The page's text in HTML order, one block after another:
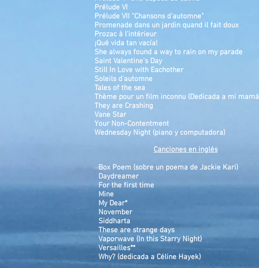
Prélude VI
Prélude VII "Chansons d'automne"
Promenade dans un jardin quand il fait doux
Prozac à l'intérieur
¡Qué vida tan vacía!
She always found a way to rain on my parade
Saint Valentine's Day
Still In Love with Eachother
Soleils d'automne
Tales of the sea
Thème pour un film inconnu (Dedicada a mi mamá
They are Crashing
Vane Star
Your Non-Contentment
Wednesday Night (piano y computadora)
Canciones en inglés
Box Poem (sobre un poema de Jackie Kari)
Daydreamer
For the first time
Mine
My Dear*
November
Siddharta
These are strange days
Vaporwave (In this Starry Night)
Versailles**
Why? (dedicada a Céline Hayek)